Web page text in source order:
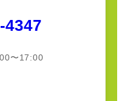
4347
〜17:00